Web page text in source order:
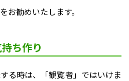
お勧めいたします。
ち作り
る時は、「観覧者」ではいけま